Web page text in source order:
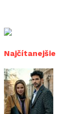
Najčítanejšie